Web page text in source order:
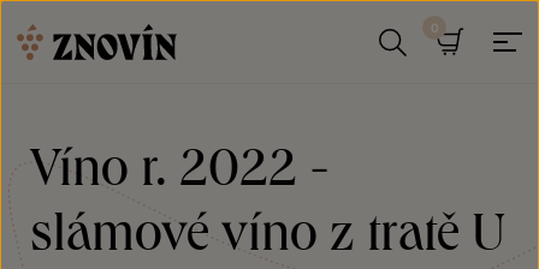
Víno r. 2022 -
slámové víno z tratě U